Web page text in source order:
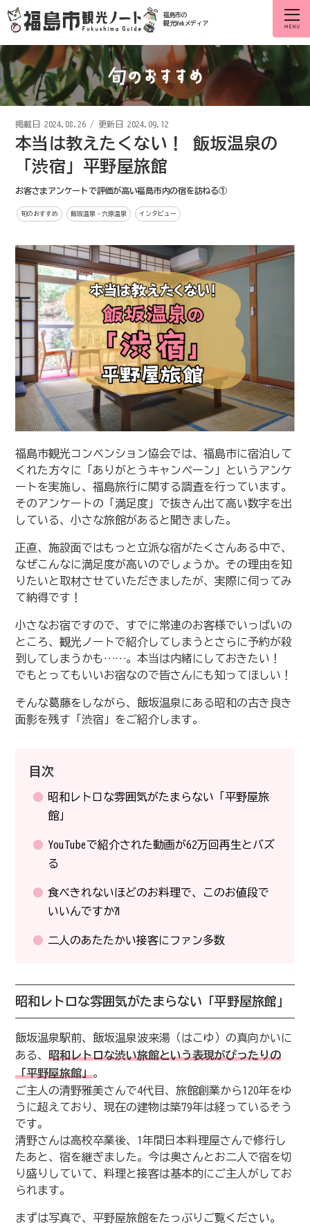
福島市の
観光Webメディア
掲載日 2024.08.26 / 更新日 2024.09.12
本当は教えたくない！ 飯坂温泉の
「渋宿」平野屋旅館
お客さまアンケートで評価が高い福島市内の宿を訪ねる①
旬のおすすめ 飯坂温泉・穴原温泉 インタビュー
福島市観光コンベンション協会では、福島市に宿泊して
くれた方々に「ありがとうキャンペーン」というアンケ
ートを実施し、福島旅行に関する調査を行っています。
そのアンケートの「満足度」で抜きん出て高い数字を出
している、小さな旅館があると聞きました。
正直、施設面ではもっと立派な宿がたくさんある中で、
なぜこんなに満足度が高いのでしょうか。その理由を知
りたいと取材させていただきましたが、実際に伺ってみ
て納得です！
小さなお宿ですので、すでに常連のお客様でいっぱいの
ところ、観光ノートで紹介してしまうとさらに予約が殺
到してしまうかも……。本当は内緒にしておきたい！
でもとってもいいお宿なので皆さんにも知ってほしい！
そんな葛藤をしながら、飯坂温泉にある昭和の古き良き
面影を残す「渋宿」をご紹介します。
目次
昭和レトロな雰囲気がたまらない「平野屋旅
館」
YouTubeで紹介された動画が62万回再生とバズ
る
食べきれないほどのお料理で、このお値段で
いいんですか⁈
二人のあたたかい接客にファン多数
昭和レトロな雰囲気がたまらない「平野屋旅館」
飯坂温泉駅前、飯坂温泉波来湯（はこゆ）の真向かいに
ある、 昭和レトロな渋い旅館という表現がぴったりの
「平野屋旅館」。
ご主人の清野雅美さんで4代目、旅館創業から120年をゆ
うに超えており、現在の建物は築79年は経っているそう
です。
清野さんは高校卒業後、1年間日本料理屋さんで修行し
たあと、宿を継ぎました。今は奥さんとお二人で宿を切
り盛りしていて、料理と接客は基本的にご主人がしてお
られます。
まずは写真で、平野屋旅館をたっぷりご覧ください。